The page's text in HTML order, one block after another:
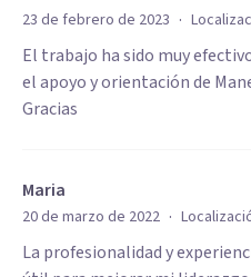
23 de febrero de 2023 ·
El trabajo ha sido muy
el apoyo y orientación de
Gracias
Maria
20 de marzo de 2022 ·
La profesionalidad y